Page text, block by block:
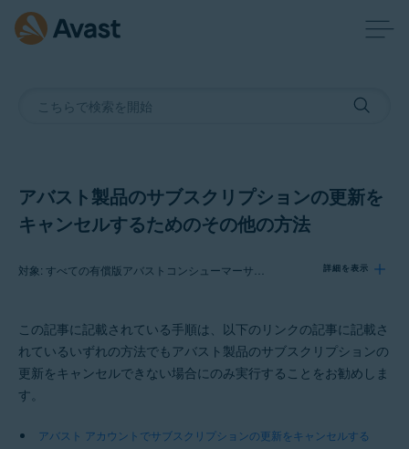
アバスト製品のサブスクリプションの更新を
キャンセルするためのその他の方法
詳細を表示
製品:
すべての有償版アバストコンシューマーサブスクリプション
この記事に記載されている手順は、以下のリンクの記事に記載さ
れているいずれの方法でもアバスト製品のサブスクリプションの
更新をキャンセルできない場合にのみ実行することをお勧めしま
す。
アバスト アカウントでサブスクリプションの更新をキャンセルする